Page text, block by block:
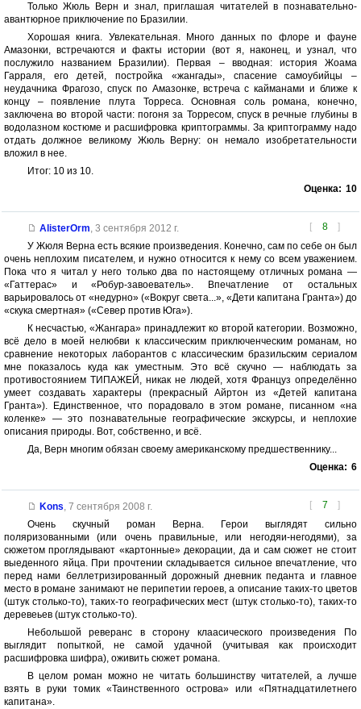
Только Жюль Верн и знал, приглашая читателей в познавательно-
авантюрное приключение по Бразилии.
Хорошая книга. Увлекательная. Много данных по флоре и фауне
Амазонки, встречаются и факты истории (вот я, наконец, и узнал, что
послужило названием Бразилии). Первая – вводная: история Жоама
Гарраля, его детей, постройка «жангады», спасение самоубийцы –
неудачника Фрагозо, спуск по Амазонке, встреча с кайманами и ближе к
концу – появление плута Торреса. Основная соль романа, конечно,
заключена во второй части: погоня за Торресом, спуск в речные глубины в
водолазном костюме и расшифровка криптограммы. За криптограмму надо
отдать должное великому Жюль Верну: он немало изобретательности
вложил в нее.
Итог: 10 из 10.
Оценка: 10
[ 8 ]
AlisterOrm, 3 сентября 2012 г.
У Жюля Верна есть всякие произведения. Конечно, сам по себе он был
очень неплохим писателем, и нужно относится к нему со всем уважением.
Пока что я читал у него только два по настоящему отличных романа —
«Гаттерас» и «Робур-завоеватель». Впечатление от остальных
варьировалось от «недурно» («Вокруг света...», «Дети капитана Гранта») до
«скука смертная» («Север против Юга»).
К несчастью, «Жангара» принадлежит ко второй категории. Возможно,
всё дело в моей нелюбви к классическим приключенческим романам, но
сравнение некоторых лаборантов с классическим бразильским сериалом
мне показалось куда как уместным. Это всё скучно — наблюдать за
противостоянием ТИПАЖЕЙ, никак не людей, хотя Француз определённо
умеет создавать характеры (прекрасный Айртон из «Детей капитана
Гранта»). Единственное, что порадовало в этом романе, писанном «на
коленке» — это познавательные географические экскурсы, и неплохие
описания природы. Вот, собственно, и всё.
Да, Верн многим обязан своему американскому предшественнику...
Оценка: 6
[ 7 ]
Kons, 7 сентября 2008 г.
Очень скучный роман Верна. Герои выглядят сильно
поляризованными (или очень правильные, или негодяи-негодями), за
сюжетом проглядывают «картонные» декорации, да и сам сюжет не стоит
выеденного яйца. При прочтении складывается сильное впечатление, что
перед нами беллетризированный дорожный дневник педанта и главное
место в романе занимают не перипетии героев, а описание таких-то цветов
(штук столько-то), таких-то географических мест (штук столько-то), таких-то
деревеьев (штук столько-то).
Небольшой реверанс в сторону клаасического произведения По
выглядит попыткой, не самой удачной (учитывая как происходит
расшифровка шифра), оживить сюжет романа.
В целом роман можно не читать большинству читателей, а лучше
взять в руки томик «Таинственного острова» или «Пятнадцатилетнего
капитана».